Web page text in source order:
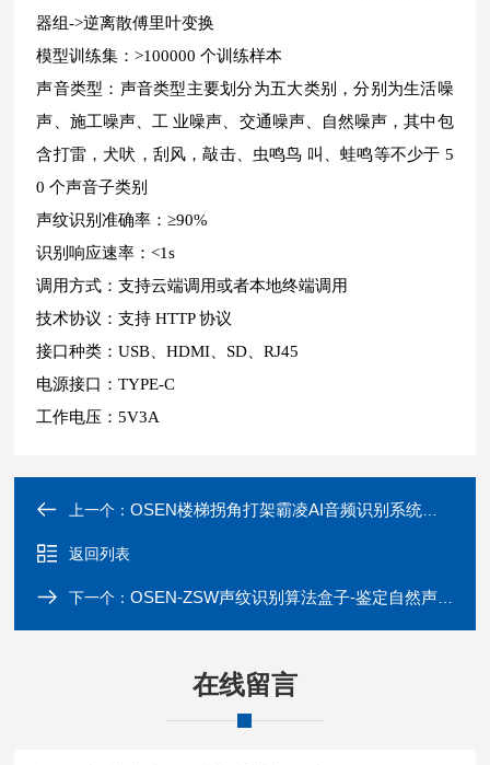
器组->逆离散傅里叶变换
模型训练集：>100000 个训练样本
声音类型：声音类型主要划分为五大类别，分别为生活噪
声、施工噪声、工 业噪声、交通噪声、自然噪声，其中包
含打雷，犬吠，刮风，敲击、虫鸣鸟 叫、蛙鸣等不少于 5
0 个声音子类别
声纹识别准确率：≥90%
识别响应速率：<1s
调用方式：支持云端调用或者本地终端调用
技术协议：支持 HTTP 协议
接口种类：USB、HDMI、SD、RJ45
电源接口：TYPE-C
工作电压：5V3A
上一个：OSEN楼梯拐角打架霸凌AI音频识别系统智能报警
返回列表
下一个：OSEN-ZSW声纹识别算法盒子-鉴定自然声音类型的系统
在线留言